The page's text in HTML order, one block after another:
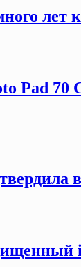
лет
Pad 70